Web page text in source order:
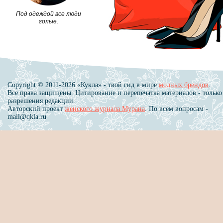
Bvlgari
C
Calliope
Calvin Klein
Calzedonia
Cam Spa
Camaieu
Canali
Capella
Cara and Co
Intersport
Intimissimi
J
Jennyfer
Jil Sander
JNBY
Jo No Fui
John Galliano
John Richmond
JOOP!
Под одеждой все люди
голые.
Copyright © 2011-2026 «Кукла» - твой гид в миремодных брендов.
Все права защищены. Цитирование и перепечатка материалов - только
разрешения редакции.
Авторский проектженского журнала Мурана. По всем вопросам -
mail@qkla.ru